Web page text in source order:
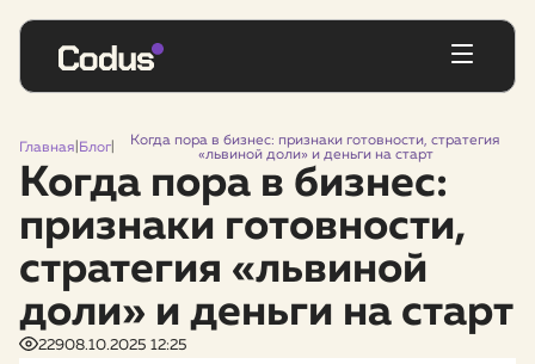
Главная Блог
Когда пора в бизнес: признаки готовности, стратегия
«львиной доли» и деньги на старт
Когда пора в бизнес:
признаки готовности,
стратегия «львиной
доли» и деньги на старт
22908.10.2025 12:25